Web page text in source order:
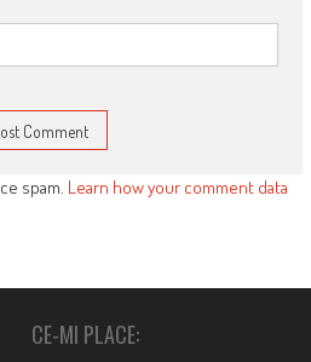
spam. Learn how your comment data
CE-MI PLACE: